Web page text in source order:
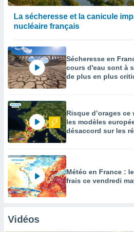
La sécheresse et la canicule
nucléaire français
Sécheresse en
cours d'eau sont à
de plus en plus
Risque d’orages
les modèles
désaccord sur les
Météo en France :
frais ce vendredi
Vidéos